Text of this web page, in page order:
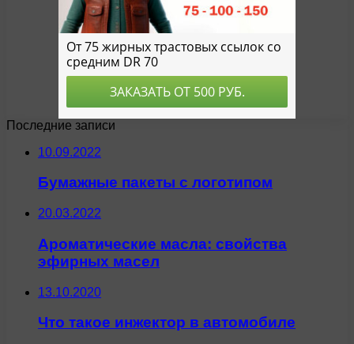
Последние записи
10.09.2022
Бумажные пакеты с логотипом
20.03.2022
Ароматические масла: свойства
эфирных масел
13.10.2020
Что такое инжектор в автомобиле